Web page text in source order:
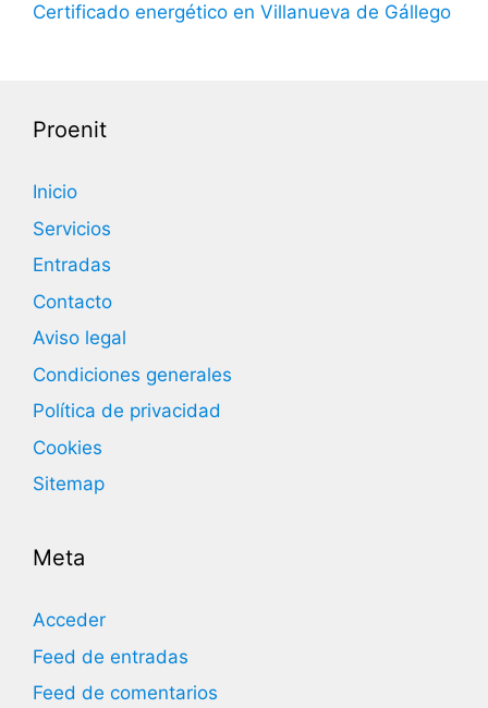
Certificado energético en Villanueva de Gállego
Proenit
Inicio
Servicios
Entradas
Contacto
Aviso legal
Condiciones generales
Política de privacidad
Cookies
Sitemap
Meta
Acceder
Feed de entradas
Feed de comentarios